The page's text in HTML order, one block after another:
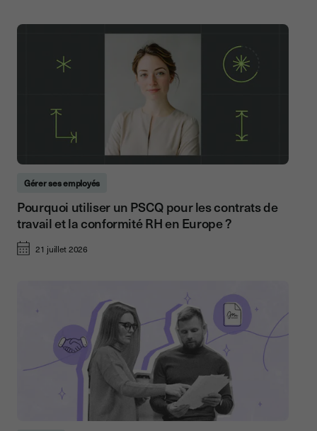
Gérer ses employés
Pourquoi utiliser un PSCQ pour les contrats de
travail et la conformité RH en Europe ?
21 juillet 2026